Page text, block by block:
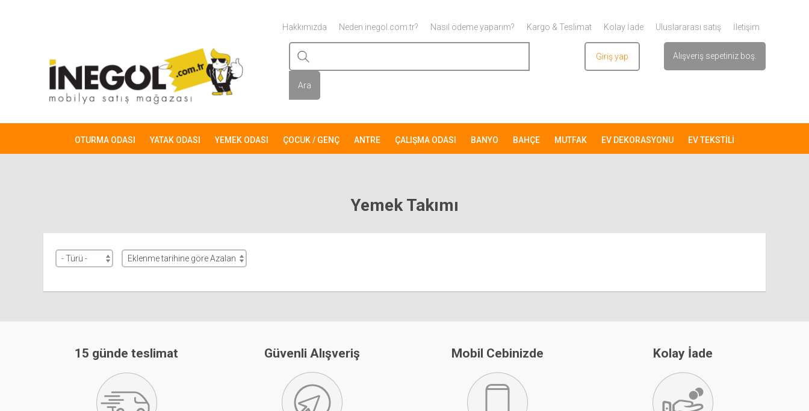
Hakkımızda Neden inegol.com.tr? Nasıl ödeme yaparım? Kargo & Teslimat Kolay İade Uluslararası satış İletişim
Alışveriş sepetiniz boş.
Giriş yap
OTURMA ODASI YATAK ODASI YEMEK ODASI ÇOCUK / GENÇ ANTRE ÇALIŞMA ODASI BANYO BAHÇE MUTFAK EV DEKORASYONU EV TEKSTİLİ
Yemek Takımı
15 günde teslimat Güvenli Alışveriş Mobil Cebinizde Kolay İade